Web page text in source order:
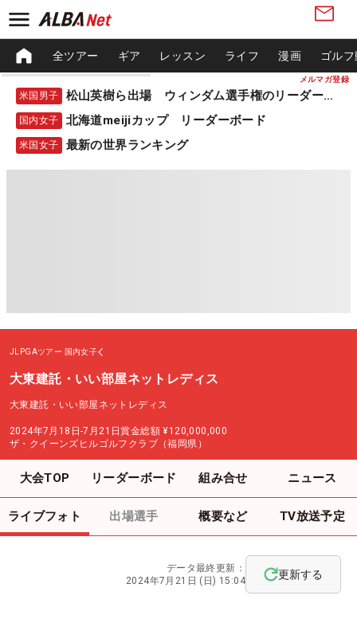
メルマガ登録
全ツアー ギア レッスン ライフ 漫画 ゴル
米国男子 松山英樹ら出場 ウィンダム選手権のリーダーボード
国内女子 北海道meijiカップ リーダーボード
米国女子 最新の世界ランキング
JLPGAツアー 国内女子
大東建託・いい部屋ネットレディス
大東建託・いい部屋ネットレディス
2024年7月18日-7月21日賞金総額 ¥120,000,000
ザ・クイーンズヒルゴルフクラブ（福岡県）
大会TOP リーダーボード 組み合せ ニュース
ライブフォト 出場選手 概要など TV放送予定
データ最終更新：
2024年7月21日 (日) 15:04
更新する